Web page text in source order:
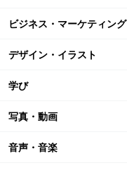
ビジネス・マーケティング
デザイン・イラスト
学び
写真・動画
音声・音楽